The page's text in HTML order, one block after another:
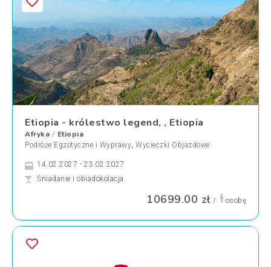
Etiopia - królestwo legend, , Etiopia
Afryka / Etiopia
Podróże Egzotyczne i Wyprawy, Wycieczki Objazdowe
14.02.2027 - 23.02.2027
Śniadanie i obiadokolacja
10699.00 zł / osobę